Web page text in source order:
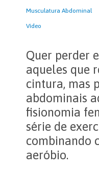
Musculatura Abdominal
Vídeo
Quer perder
aqueles que
cintura, mas
abdominais
fisionomia
série de
combinando
aeróbio.